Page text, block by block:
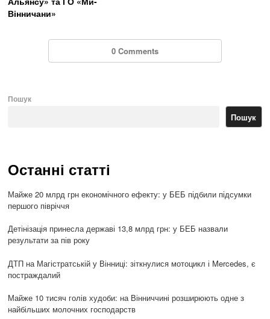
Вінничани»
0 Comments
Пошук
Пошук
Останні статті
Майже 20 млрд грн економічного ефекту: у БЕБ підбили підсумки
першого півріччя
Детінізація принесла державі 13,8 млрд грн: у БЕБ назвали
результати за пів року
ДТП на Магістратській у Вінниці: зіткнулися мотоцикл і Mercedes, є
постраждалий
Майже 10 тисяч голів худоби: на Вінниччині розширюють одне з
найбільших молочних господарств